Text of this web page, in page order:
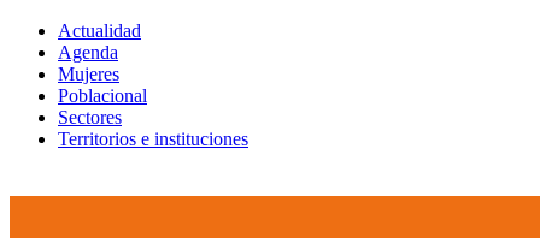
Actualidad
Agenda
Mujeres
Poblacional
Sectores
Territorios e instituciones